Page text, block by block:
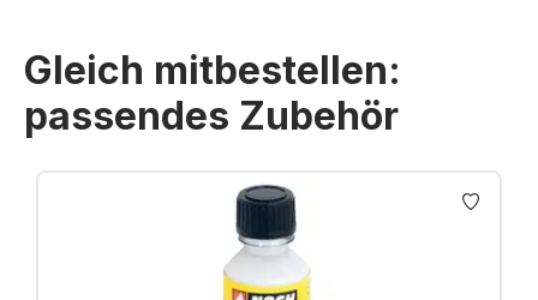
Gleich mitbestellen:
passendes Zubehör
Produktgalerie überspringen